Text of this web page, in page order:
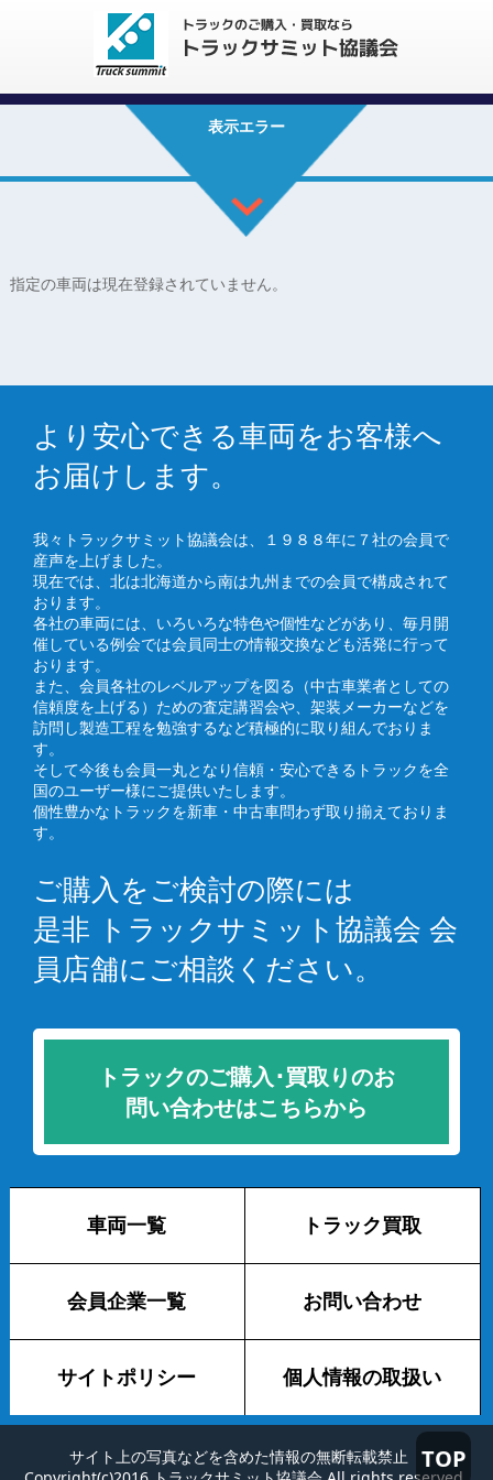
TOP
表示エラー
指定の車両は現在登録されていません。
より安心できる車両をお客様へ
お届けします。
我々トラックサミット協議会は、１９８８年に７社の会員で
産声を上げました。
現在では、北は北海道から南は九州までの会員で構成されて
おります。
各社の車両には、いろいろな特色や個性などがあり、毎月開
催している例会では会員同士の情報交換なども活発に行って
おります。
また、会員各社のレベルアップを図る（中古車業者としての
信頼度を上げる）ための査定講習会や、架装メーカーなどを
訪問し製造工程を勉強するなど積極的に取り組んでおりま
す。
そして今後も会員一丸となり信頼・安心できるトラックを全
国のユーザー様にご提供いたします。
個性豊かなトラックを新車・中古車問わず取り揃えておりま
す。
ご購入をご検討の際には
是非 トラックサミット協議会 会
員店舗にご相談ください。
トラックのご購入･買取りのお
問い合わせはこちらから
車両一覧 トラック買取
会員企業一覧 お問い合わせ
サイトポリシー 個人情報の取扱い
サイト上の写真などを含めた情報の無断転載禁止